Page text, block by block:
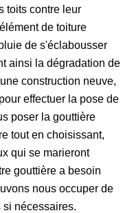
toits contre leur
de toiture
de s'éclabousser
ainsi la dégradation de
construction neuve,
effectuer la pose de
poser la gouttière
tout en choisissant,
qui se marieront
gouttière a besoin
nous occuper de
si nécessaires.